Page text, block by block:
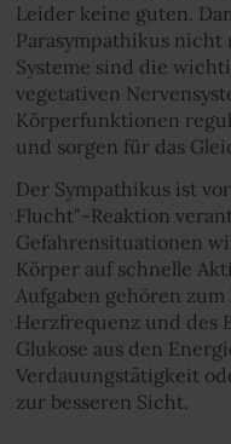
Leider keine guten.
Parasympathikus
Systeme sind die
vegetativen
Körperfunktionen
und sorgen für das
Der Sympathikus ist
Flucht"-Reaktion
Gefahrensituationen
Körper auf schnelle
Aufgaben gehören
Herzfrequenz und des
Glukose aus den
Verdauungstätigkeit
zur besseren Sicht.